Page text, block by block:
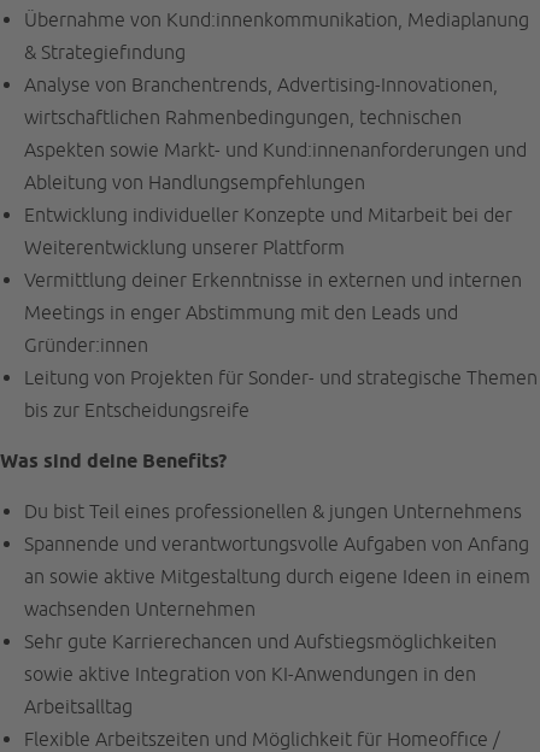
Übernahme von Kund:innenkommunikation, Mediaplanung
& Strategiefindung
Analyse von Branchentrends, Advertising-Innovationen,
wirtschaftlichen Rahmenbedingungen, technischen
Aspekten sowie Markt- und Kund:innenanforderungen und
Ableitung von Handlungsempfehlungen
Entwicklung individueller Konzepte und Mitarbeit bei der
Weiterentwicklung unserer Plattform
Vermittlung deiner Erkenntnisse in externen und internen
Meetings in enger Abstimmung mit den Leads und
Gründer:innen
Leitung von Projekten für Sonder- und strategische Themen
bis zur Entscheidungsreife
Was sind deine Benefits?
Du bist Teil eines professionellen & jungen Unternehmens
Spannende und verantwortungsvolle Aufgaben von Anfang
an sowie aktive Mitgestaltung durch eigene Ideen in einem
wachsenden Unternehmen
Sehr gute Karrierechancen und Aufstiegsmöglichkeiten
sowie aktive Integration von KI-Anwendungen in den
Arbeitsalltag
Flexible Arbeitszeiten und Möglichkeit für Homeoffice /